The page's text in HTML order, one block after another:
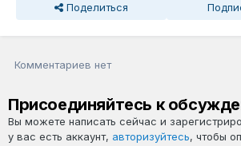
Поделиться
Комментариев нет
Присоединяйтесь к
Вы можете написать сейчас и
у вас есть аккаунт, авторизуйтесь, чтобы